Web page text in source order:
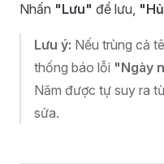
Nhấn "Lưu" để lưu,
Lưu ý: Nếu trùng cả
thống báo lỗi "Ngày
Năm được tự suy ra
sửa.